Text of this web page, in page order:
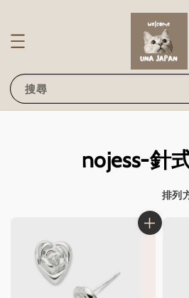
搜尋
nojess-針
排列